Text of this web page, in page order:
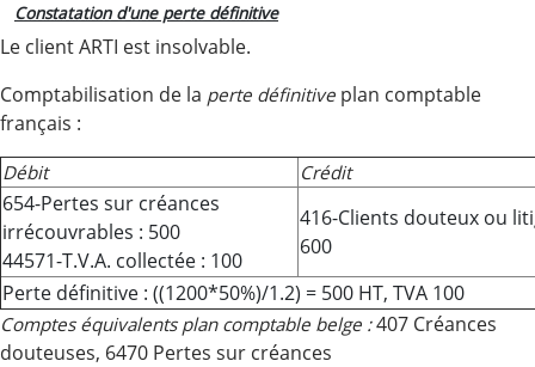
Constatation d'une perte définitive
Le client ARTI est insolvable.
Comptabilisation de la perte définitive plan comptable
français :
Débit Crédit
654-Pertes sur créances
irrécouvrables : 500
44571-T.V.A. collectée : 100
416-Clients douteux ou
600
Perte définitive : ((1200*50%)/1.2) = 500 HT, TVA 100
Comptes équivalents plan comptable belge :407 Créances
douteuses, 6470 Pertes sur créances